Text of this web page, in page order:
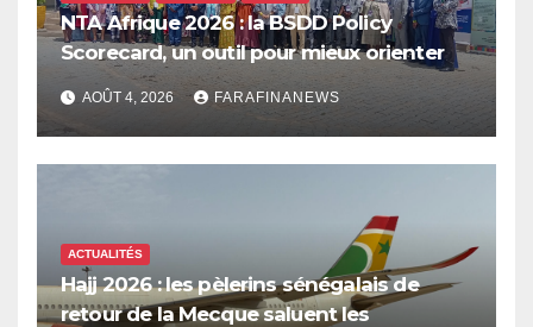
NTA Afrique 2026 : la BSDD Policy
Scorecard, un outil pour mieux orienter
les dépenses publiques
AOÛT 4, 2026 FARAFINANEWS
ACTUALITÉS
Hajj 2026 : les pèlerins sénégalais de
retour de la Mecque saluent les